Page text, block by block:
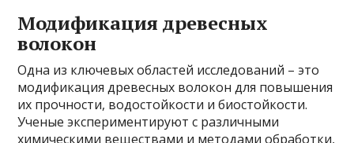
Модификация древесных
волокон
Одна из ключевых областей исследований – это
модификация древесных волокон для повышения
их прочности, водостойкости и биостойкости.
Ученые экспериментируют с различными
химическими веществами и методами обработки,